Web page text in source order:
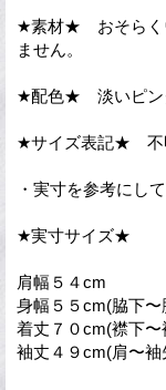
★素材★ おそらく
ません。
★配色★ 淡いピン
★サイズ表記★ 不
・実寸を参考にして
★実寸サイズ★
肩幅５４cm
身幅５５cm(脇下〜
着丈７０cm(襟下〜
袖丈４９cm(肩〜袖